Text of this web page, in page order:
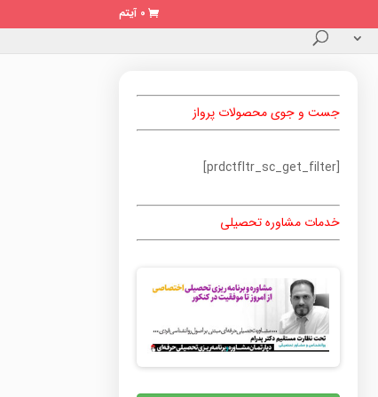
0 آیتم
جست و جوی محصولات پرواز
[prdctfltr_sc_get_filter]
خدمات مشاوره تحصیلی